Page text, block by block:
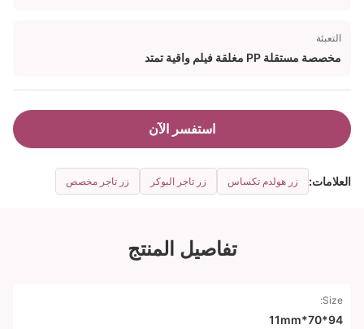
التعبئة
مخصصة مستقلة PP مغلقة فيلم واقية تمتد
استفسر الآن
العلامات: زر هولدم تكساس زر تاجر البوكر زر تاجر مخصص
تفاصيل المنتج
Size:
94*70*11mm